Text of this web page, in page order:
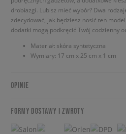
drobiazgi. Lubisz mieć wybór? Dwa
zdecydować, jak będziesz nosić ten
dodatki mogą podkręcić Twój codzienny
Materiał: skóra syntetyczna
Wymiary: 17 cm x 25 cm x 1 cm
OPINIE
FORMY DOSTAWY I ZWROTY